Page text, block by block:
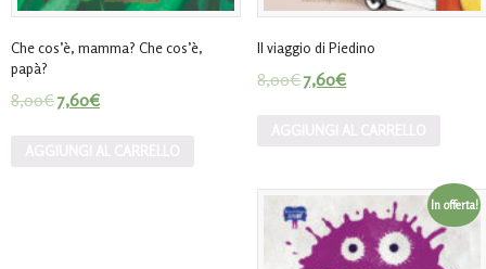
Che cos’è, mamma? Che cos’è,
papà?
8,00€7,60€
Il viaggio di Piedino
8,00€7,60€
In offerta!